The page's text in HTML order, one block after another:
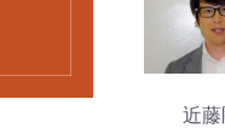
近